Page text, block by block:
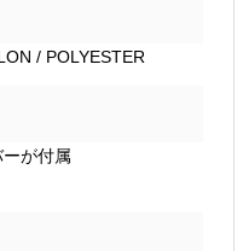
/ POLYESTER
が付属